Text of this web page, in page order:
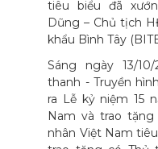
tiêu biểu đã
Dũng – Chủ tịch
khẩu Bình Tây
Sáng ngày 13/
thanh - Truyền
ra Lễ kỷ niệm 15
Nam và trao
nhân Việt Nam